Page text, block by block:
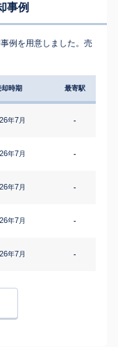
事例
例を用意しました。売
却時期 最寄駅
年7月 -
年7月 -
年7月 -
年7月 -
年7月 -